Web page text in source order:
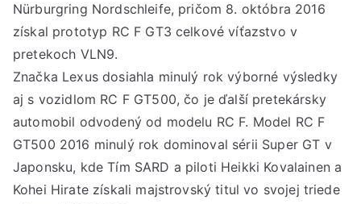
Nürburgring Nordschleife, pričom 8. októbra 2016
získal prototyp RC F GT3 celkové víťazstvo v
pretekoch VLN9.
Značka Lexus dosiahla minulý rok výborné výsledky
aj s vozidlom RC F GT500, čo je ďalší pretekársky
automobil odvodený od modelu RC F. Model RC F
GT500 2016 minulý rok dominoval sérii Super GT v
Japonsku, kde Tím SARD a piloti Heikki Kovalainen a
Kohei Hirate získali majstrovský titul vo svojej triede